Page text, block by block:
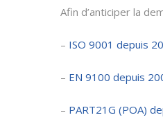
Afin d’anticiper la
– ISO 9001 depuis
– EN 9100 depuis
– PART21G (POA)